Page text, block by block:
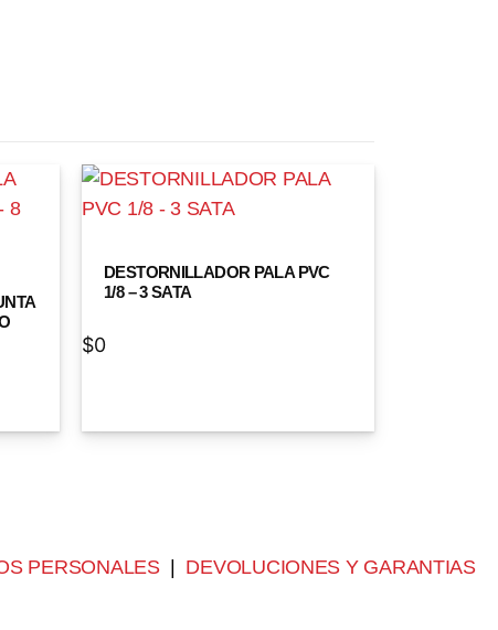
DESTORNILLADOR PALA PVC
1/8 – 3 SATA
$0
PERSONALES| DEVOLUCIONES Y GARANTIAS